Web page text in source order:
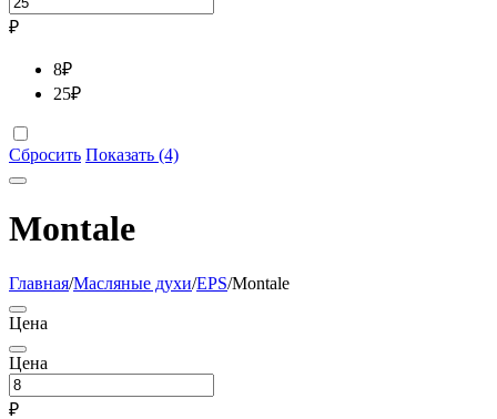
₽
8₽
25₽
Сбросить Показать (4)
Montale
Главная/Масляные духи/EPS/Montale
Цена
Цена
₽